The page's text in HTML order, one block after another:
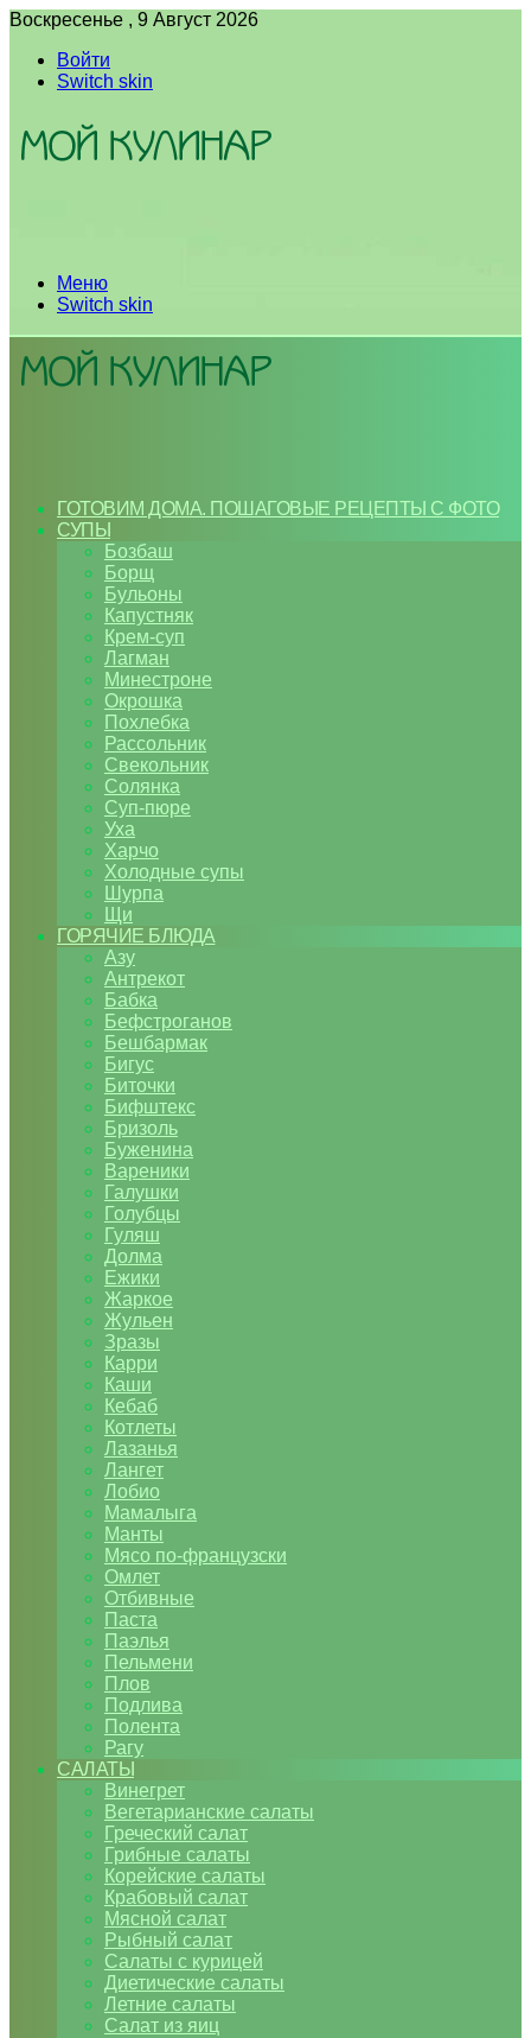
Воскресенье , 9 Август 2026
Войти
Switch skin
Меню
Switch skin
ГОТОВИМ ДОМА. ПОШАГОВЫЕ РЕЦЕПТЫ С ФОТО
СУПЫ
Бозбаш
Борщ
Бульоны
Капустняк
Крем-суп
Лагман
Минестроне
Окрошка
Похлебка
Рассольник
Свекольник
Солянка
Суп-пюре
Уха
Харчо
Холодные супы
Шурпа
Щи
ГОРЯЧИЕ БЛЮДА
Азу
Антрекот
Бабка
Бефстроганов
Бешбармак
Бигус
Биточки
Бифштекс
Бризоль
Буженина
Вареники
Галушки
Голубцы
Гуляш
Долма
Ежики
Жаркое
Жульен
Зразы
Карри
Каши
Кебаб
Котлеты
Лазанья
Лангет
Лобио
Мамалыга
Манты
Мясо по-французски
Омлет
Отбивные
Паста
Паэлья
Пельмени
Плов
Подлива
Полента
Рагу
САЛАТЫ
Винегрет
Вегетарианские салаты
Греческий салат
Грибные салаты
Корейские салаты
Крабовый салат
Мясной салат
Рыбный салат
Салаты с курицей
Диетические салаты
Летние салаты
Салат из яиц